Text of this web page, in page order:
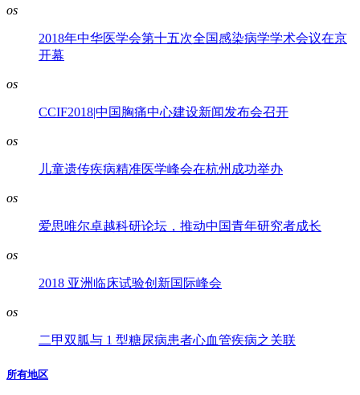
os
2018年中华医学会第十五次全国感染病学学术会议在京
开幕
os
CCIF2018|中国胸痛中心建设新闻发布会召开
os
儿童遗传疾病精准医学峰会在杭州成功举办
os
爱思唯尔卓越科研论坛，推动中国青年研究者成长
os
2018 亚洲临床试验创新国际峰会
os
二甲双胍与 1 型糖尿病患者心血管疾病之关联
所有地区